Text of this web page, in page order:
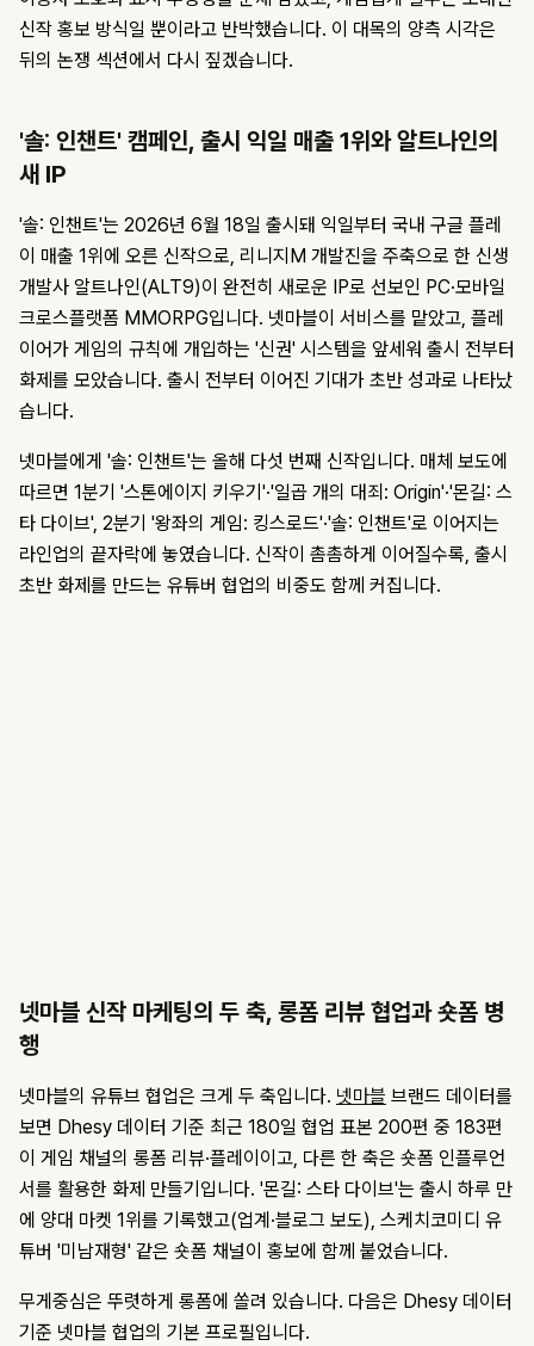
신작 홍보 방식일 뿐이라고 반박했습니다. 이 대목의 양측 시각은
뒤의 논쟁 섹션에서 다시 짚겠습니다.
'솔: 인챈트' 캠페인, 출시 익일 매출 1위와 알트나인의
새 IP
'솔: 인챈트'는 2026년 6월 18일 출시돼 익일부터 국내 구글 플레
이 매출 1위에 오른 신작으로, 리니지M 개발진을 주축으로 한 신생
개발사 알트나인(ALT9)이 완전히 새로운 IP로 선보인 PC·모바일
크로스플랫폼 MMORPG입니다. 넷마블이 서비스를 맡았고, 플레
이어가 게임의 규칙에 개입하는 '신권' 시스템을 앞세워 출시 전부터
화제를 모았습니다. 출시 전부터 이어진 기대가 초반 성과로 나타났
습니다.
넷마블에게 '솔: 인챈트'는 올해 다섯 번째 신작입니다. 매체 보도에
따르면 1분기 '스톤에이지 키우기'·'일곱 개의 대죄: Origin'·'몬길: 스
타 다이브', 2분기 '왕좌의 게임: 킹스로드'·'솔: 인챈트'로 이어지는
라인업의 끝자락에 놓였습니다. 신작이 촘촘하게 이어질수록, 출시
초반 화제를 만드는 유튜버 협업의 비중도 함께 커집니다.
넷마블 신작 마케팅의 두 축, 롱폼 리뷰 협업과 숏폼 병
행
넷마블의 유튜브 협업은 크게 두 축입니다. 넷마블 브랜드 데이터를
보면 Dhesy 데이터 기준 최근 180일 협업 표본 200편 중 183편
이 게임 채널의 롱폼 리뷰·플레이이고, 다른 한 축은 숏폼 인플루언
서를 활용한 화제 만들기입니다. '몬길: 스타 다이브'는 출시 하루 만
에 양대 마켓 1위를 기록했고(업계·블로그 보도), 스케치코미디 유
튜버 '미남재형' 같은 숏폼 채널이 홍보에 함께 붙었습니다.
무게중심은 뚜렷하게 롱폼에 쏠려 있습니다. 다음은 Dhesy 데이터
기준 넷마블 협업의 기본 프로필입니다.